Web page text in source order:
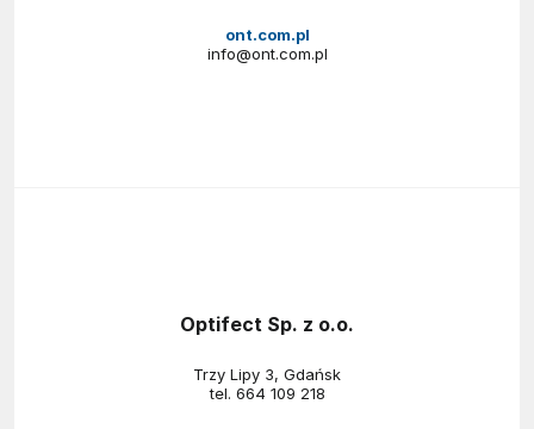
ont.com.pl
info@ont.com.pl
Optifect Sp. z o.o.
Trzy Lipy 3, Gdańsk
tel. 664 109 218